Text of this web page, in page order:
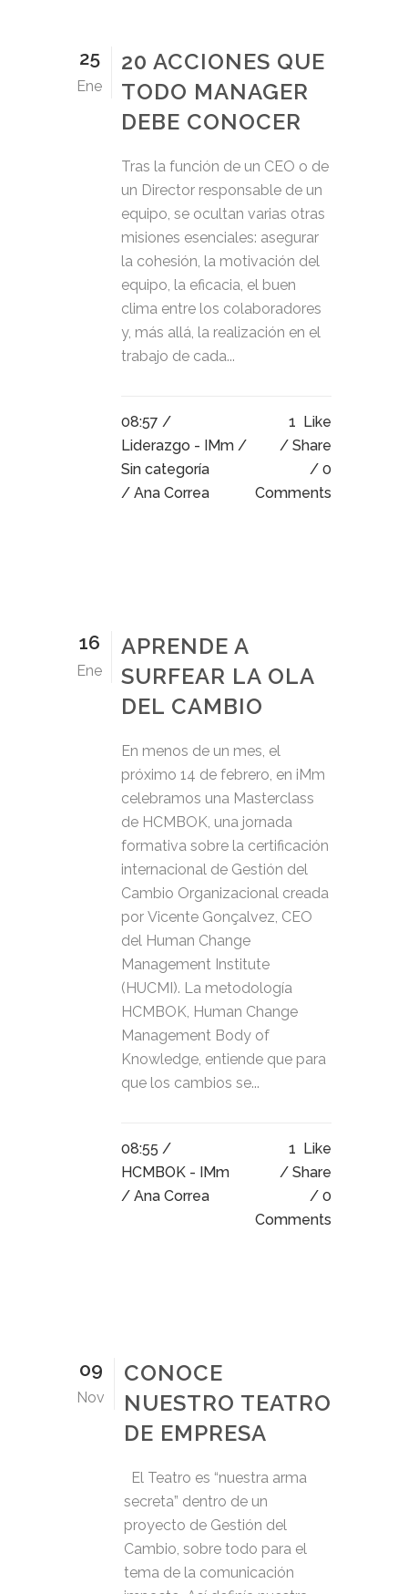
25
Ene
20 ACCIONES QUE
TODO MANAGER
DEBE CONOCER
Tras la función de un CEO o de
un Director responsable de un
equipo, se ocultan varias otras
misiones esenciales: asegurar
la cohesión, la motivación del
equipo, la eficacia, el buen
clima entre los colaboradores
y, más allá, la realización en el
trabajo de cada...
08:57 /
Liderazgo - IMm /
Sin categoría
/ Ana Correa
1 Like
Share
0
Comments
16
Ene
APRENDE A
SURFEAR LA OLA
DEL CAMBIO
En menos de un mes, el
próximo 14 de febrero, en iMm
celebramos una Masterclass
de HCMBOK, una jornada
formativa sobre la certificación
internacional de Gestión del
Cambio Organizacional creada
por Vicente Gonçalvez, CEO
del Human Change
Management Institute
(HUCMI). La metodología
HCMBOK, Human Change
Management Body of
Knowledge, entiende que para
que los cambios se...
08:55 /
HCMBOK - IMm
/ Ana Correa
1 Like
Share
0
Comments
09
Nov
CONOCE
NUESTRO TEATRO
DE EMPRESA
El Teatro es “nuestra arma
secreta” dentro de un
proyecto de Gestión del
Cambio, sobre todo para el
tema de la comunicación